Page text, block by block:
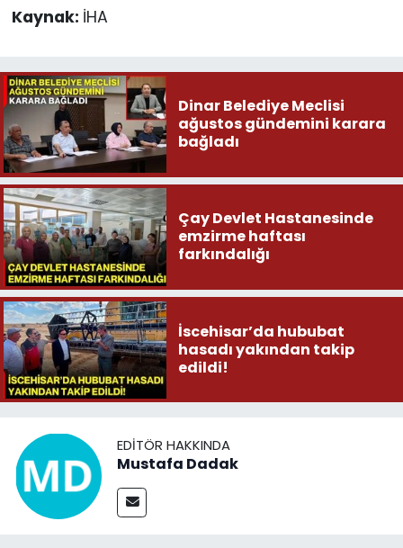
Kaynak: İHA
Dinar Belediye Meclisi
ağustos gündemini karara
bağladı
Çay Devlet Hastanesinde
emzirme haftası
farkındalığı
İscehisar’da hububat
hasadı yakından takip
edildi!
EDITÖR HAKKINDA
Mustafa Dadak